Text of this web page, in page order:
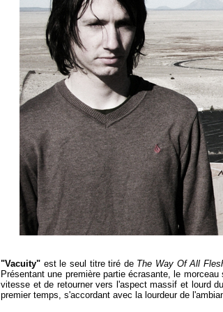
"Vacuity" est le seul titre tiré de The Way Of All
Présentant une première partie écrasante, le
vitesse et de retourner vers l'aspect massif et lourd
premier temps, s'accordant avec la lourdeur de